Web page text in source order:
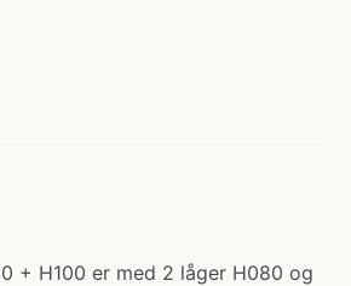
+ H100 er med 2 låger H080 og